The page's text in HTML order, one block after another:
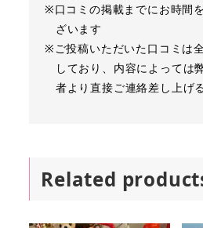
※口コミの掲載までにお時間
ざいます
※ご投稿いただいた口コミは
しており、内容によっては
者より直接ご連絡差し上げ
Related